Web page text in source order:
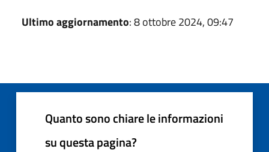
Ultimo aggiornamento: 8 ottobre 2024, 09:47
Quanto sono chiare le informazioni
su questa pagina?